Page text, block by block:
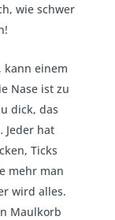
wie schwer
kann einem
Nase ist zu
dick, das
Jeder hat
Ticks
mehr man
wird alles.
Maulkorb